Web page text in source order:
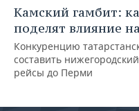
Камский гамбит:
поделят влияние
Конкуренцию
составить
рейсы до Перми